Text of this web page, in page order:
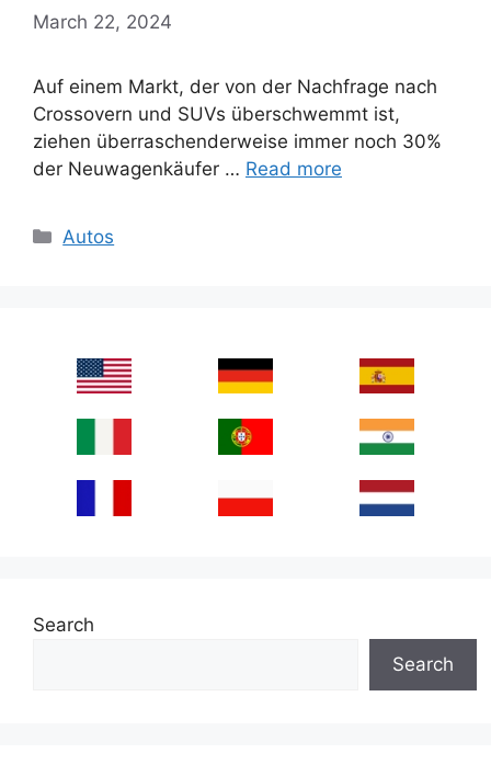
March 22, 2024
Auf einem Markt, der von der Nachfrage nach
Crossovern und SUVs überschwemmt ist,
ziehen überraschenderweise immer noch 30%
der Neuwagenkäufer … Read more
Categories
Autos
Search
Search